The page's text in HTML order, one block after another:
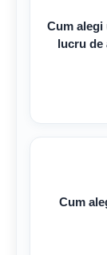
Cum
lucru de
Cum